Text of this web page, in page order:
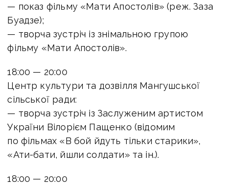
— показ фільму «Мати Апостолів» (реж. Заза
Буадзе);
— творча зустріч із знімальною групою
фільму «Мати Апостолів».
18:00 — 20:00
Центр культури та дозвілля Мангушської
сільської ради:
— творча зустріч із Заслуженим артистом
України Вілорієм Пащенко (відомим
по фільмах «В бой йдуть тільки старики»,
«Ати-бати, йшли солдати» та ін.).
18:00 — 20:00